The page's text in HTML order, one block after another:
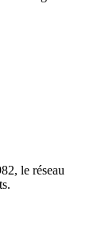
le réseau